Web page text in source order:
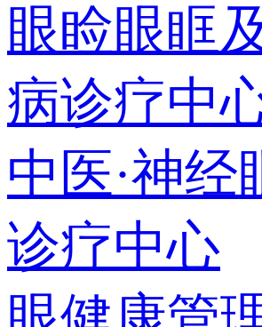
眼睑眼眶
病诊疗中
中医·神经
诊疗中心